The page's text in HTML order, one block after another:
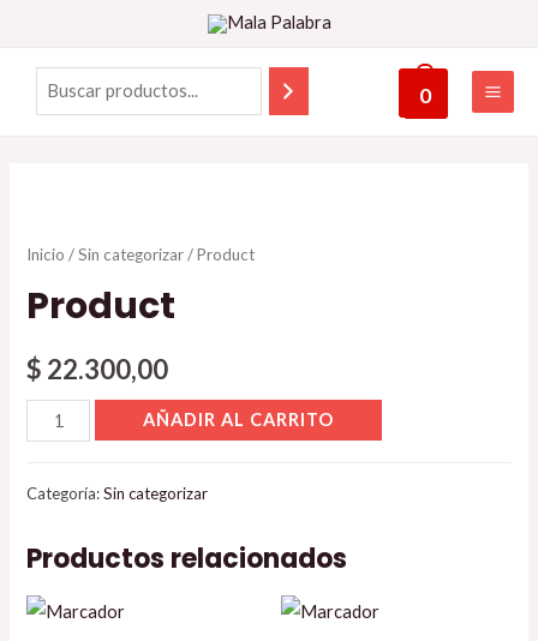
0
Inicio /Sin categorizar/ Product
Product
$ 22.300,00
AÑADIR AL CARRITO
Categoría:Sin categorizar
Productos relacionados